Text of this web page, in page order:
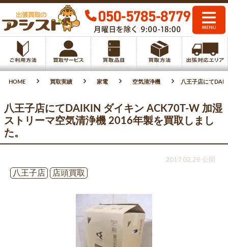
HOME 買取実績 家電 空気清浄機 八王子店にて
八王子店にてDAIKIN ダイキン ACK70T-W 加湿
ストリーマ空気清浄機 2016年製を買取しまし
た。
2017.02.26 公開
八王子店
店頭買取